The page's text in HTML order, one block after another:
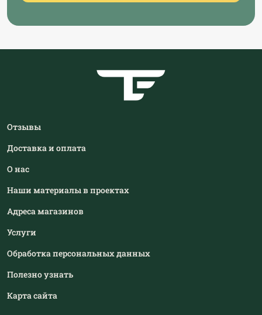
Отзывы
Доставка и оплата
О нас
Наши материалы в проектах
Адреса магазинов
Услуги
Обработка персональных данных
Полезно узнать
Карта сайта